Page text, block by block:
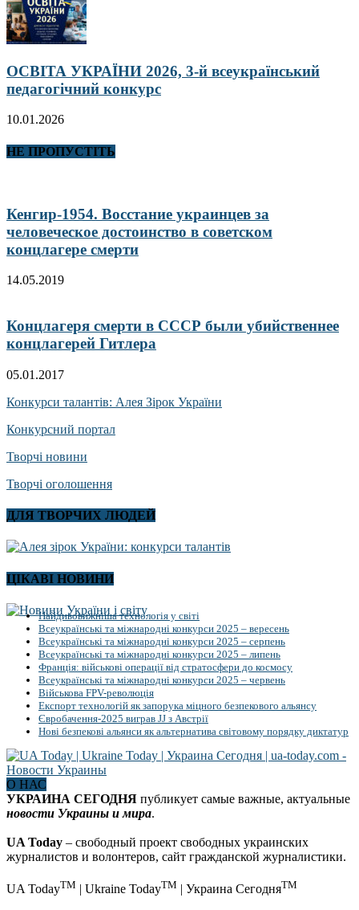
ОСВІТА УКРАЇНИ 2026, 3-й всеукраїнський
педагогічний конкурс
10.01.2026
НЕ ПРОПУСТІТЬ
Кенгир-1954. Восстание украинцев за
человеческое достоинство в советском
концлагере смерти
14.05.2019
Концлагеря смерти в СССР были убийственнее
концлагерей Гитлера
05.01.2017
Конкурси талантів: Алея Зірок України
Конкурсний портал
Творчі новини
Творчі оголошення
ДЛЯ ТВОРЧИХ ЛЮДЕЙ
ЦІКАВІ НОВИНИ
Найдивовижніша технологія у світі
Всеукраїнські та міжнародні конкурси 2025 – вересень
Всеукраїнські та міжнародні конкурси 2025 – серпень
Всеукраїнські та міжнародні конкурси 2025 – липень
Франція: військові операції від стратосфери до космосу
Всеукраїнські та міжнародні конкурси 2025 – червень
Військова FPV-революція
Експорт технологій як запорука міцного безпекового альянсу
Євробачення-2025 виграв JJ з Австрії
Нові безпекові альянси як альтернатива світовому порядку диктатур
О НАС
УКРАИНА СЕГОДНЯ публикует самые важные, актуальные
новости Украины и мира.
UA Today – свободный проект свободных украинских
журналистов и волонтеров, сайт гражданской журналистики.
UA TodayTM | Ukraine TodayTM | Украина СегодняTM